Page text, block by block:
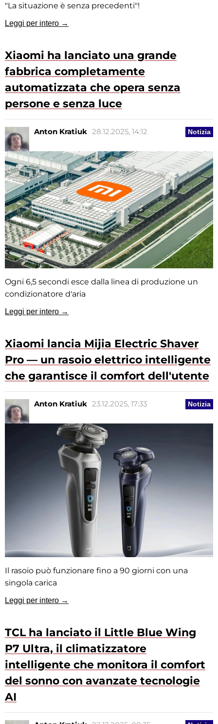
"La situazione è senza precedenti"!
Leggi per intero →
Xiaomi ha lanciato una grande
fabbrica completamente
automatizzata che opera senza
persone e senza luce
Notizia
Anton Kratiuk 28.12.2025, 14:12
Ogni 6,5 secondi esce dalla linea di produzione un
condizionatore d'aria
Leggi per intero →
Xiaomi lancia Mijia Electric Shaver
Pro — un rasoio elettrico intelligente
che garantisce il comfort dell'utente
Notizia
Anton Kratiuk 23.12.2025, 17:33
Il rasoio può funzionare fino a 90 giorni con una
singola carica
Leggi per intero →
TCL ha lanciato il Little Blue Wing
P7 Ultra, il climatizzatore
intelligente che monitora il comfort
del sonno con avanzate tecnologie
AI